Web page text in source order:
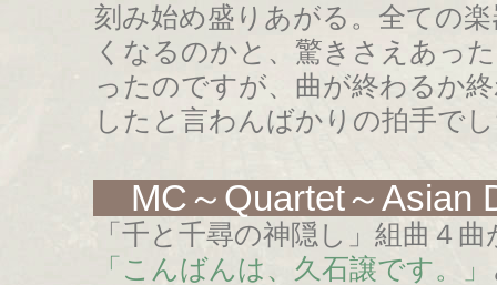
刻み始め盛りあがる。全ての
くなるのかと、驚きさえあっ
ったのですが、曲が終わるか
したと言わんばかりの拍手で
MC～Quartet～Asian
「千と千尋の神隠し」組曲４
「こんばんは、久石譲です。」